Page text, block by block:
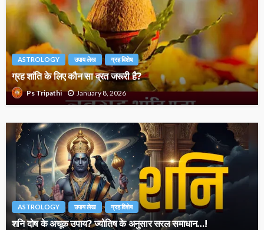
ASTROLOGY उपाय लेख ग्रह विशेष
ग्रह शांति के लिए कौन सा व्रत जरूरी है?
Ps Tripathi January 8, 2026
ASTROLOGY उपाय लेख ग्रह विशेष
शनि दोष के अचूक उपाय? ज्योतिष के अनुसार सरल समाधान…!